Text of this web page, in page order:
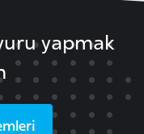
yapmak